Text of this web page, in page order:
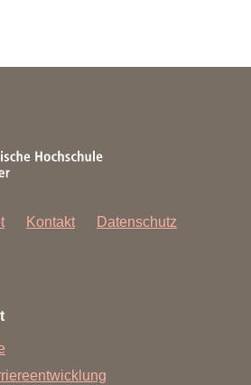
Kontakt
Datenschutz